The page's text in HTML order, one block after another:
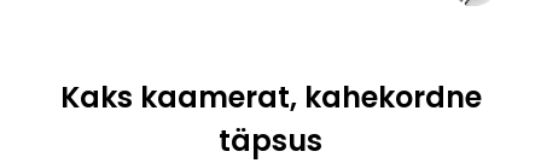
Kaks kaamerat, kahekordne
täpsus